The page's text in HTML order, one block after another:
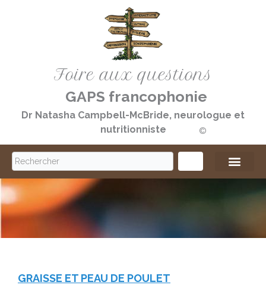
Foire aux questions
GAPS francophonie
Dr Natasha Campbell-McBride, neurologue et
nutritionniste
©️
S
e
a
c
GRAISSE ET PEAU DE POULET